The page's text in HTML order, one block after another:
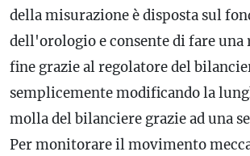
della misurazione è disposta sul
dell'orologio e consente di fare una
fine grazie al regolatore del
semplicemente modificando la
molla del bilanciere grazie ad una
Per monitorare il movimento